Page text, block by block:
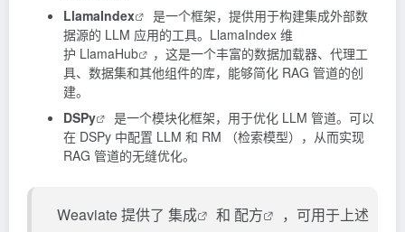
LlamaIndex
是一个框架，提供用于构建集成外部数
据源的 LLM 应用的工具。LlamaIndex 维
护 LlamaHub
，这是一个丰富的数据加载器、代理工
具、数据集和其他组件的库，能够简化 RAG 管道的创
建。
DSPy
是一个模块化框架，用于优化 LLM 管道。可以
在 DSPy 中配置 LLM 和 RM （检索模型），从而实现
RAG 管道的无缝优化。
Weaviate 提供了 集成 和 配方
，可用于上述